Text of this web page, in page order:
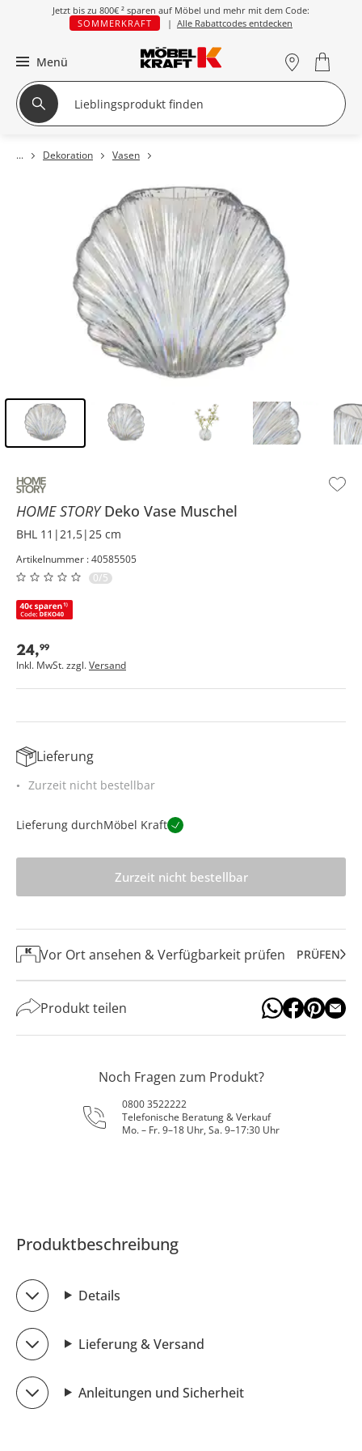
Jetzt bis zu 800€ ² sparen auf Möbel und mehr mit dem Code:
SOMMERKRAFT
| Alle Rabattcodes entdecken
Menü
Dekoration Vasen
HOME STORYDeko Vase Muschel
BHL 11|21,5|25 cm
Artikelnummer : 40585505
0/5
24,99
Inkl. MwSt. zzgl.Versand
Lieferung
Zurzeit nicht bestellbar
Lieferung durchMöbel Kraft
Zurzeit nicht bestellbar
Vor Ort ansehen & Verfügbarkeit prüfen PRÜFEN
Produkt teilen
Noch Fragen zum Produkt?
0800 3522222
Telefonische Beratung & Verkauf
Mo. – Fr. 9–18 Uhr, Sa. 9–17:30 Uhr
Produktbeschreibung
Details
Lieferung & Versand
Anleitungen und Sicherheit